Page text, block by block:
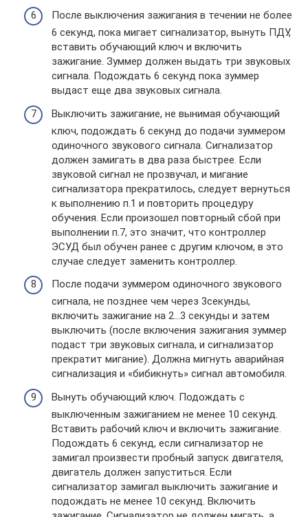
После выключения зажигания в течении не более
6 секунд, пока мигает сигнализатор, вынуть ПДУ,
вставить обучающий ключ и включить
зажигание. Зуммер должен выдать три звуковых
сигнала. Подождать 6 секунд пока зуммер
выдаст еще два звуковых сигнала.
Выключить зажигание, не вынимая обучающий
ключ, подождать 6 секунд до подачи зуммером
одиночного звукового сигнала. Сигнализатор
должен замигать в два раза быстрее. Если
звуковой сигнал не прозвучал, и мигание
сигнализатора прекратилось, следует вернуться
к выполнению п.1 и повторить процедуру
обучения. Если произошел повторный сбой при
выполнении п.7, это значит, что контроллер
ЭСУД был обучен ранее с другим ключом, в это
случае следует заменить контроллер.
После подачи зуммером одиночного звукового
сигнала, не позднее чем через 3секунды,
включить зажигание на 2…3 секунды и затем
выключить (после включения зажигания зуммер
подаст три звуковых сигнала, и сигнализатор
прекратит мигание). Должна мигнуть аварийная
сигнализация и «бибикнуть» сигнал автомобиля.
Вынуть обучающий ключ. Подождать с
выключенным зажиганием не менее 10 секунд.
Вставить рабочий ключ и включить зажигание.
Подождать 6 секунд, если сигнализатор не
замигал произвести пробный запуск двигателя,
двигатель должен запуститься. Если
сигнализатор замигал выключить зажигание и
подождать не менее 10 секунд. Включить